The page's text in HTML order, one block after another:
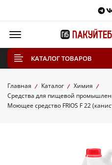
КАТАЛОГ ТОВАРОВ
Главная Каталог
Химия
Средства для пищевой
Моющее средство FRIOS F 22